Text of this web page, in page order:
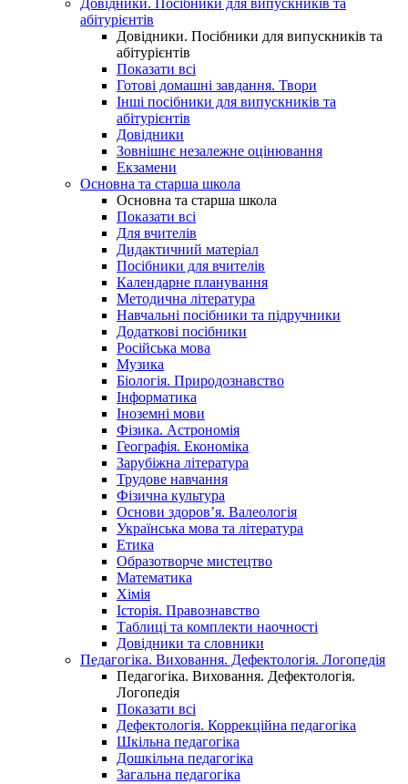
Довідники. Посібники для випускників та
абітурієнтів
Довідники. Посібники для випускників та
абітурієнтів
Показати всі
Готові домашні завдання. Твори
Інші посібники для випускників та
абітурієнтів
Довідники
Зовнішнє незалежне оцінювання
Екзамени
Основна та старша школа
Основна та старша школа
Показати всі
Для вчителів
Дидактичний матеріал
Посібники для вчителів
Календарне планування
Методична література
Навчальні посібники та підручники
Додаткові посібники
Російська мова
Музика
Біологія. Природознавство
Інформатика
Іноземні мови
Фізика. Астрономія
Географія. Економіка
Зарубіжна література
Трудове навчання
Фізична культура
Основи здоров’я. Валеологія
Українська мова та література
Етика
Образотворче мистецтво
Математика
Хімія
Історія. Правознавство
Таблиці та комплекти наочності
Довідники та словники
Педагогіка. Виховання. Дефектологія. Логопедія
Педагогіка. Виховання. Дефектологія.
Логопедія
Показати всі
Дефектологія. Коррекційна педагогіка
Шкільна педагогіка
Дошкільна педагогіка
Загальна педагогіка